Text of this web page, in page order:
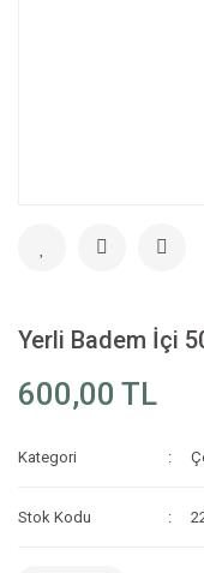
Yerli Badem İçi
600,00 TL
Kategori
Stok Kodu